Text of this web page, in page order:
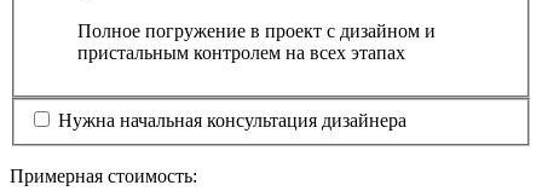
Полное погружение в проект с дизайном и
пристальным контролем на всех этапах
Нужна начальная консультация дизайнера
Примерная стоимость: